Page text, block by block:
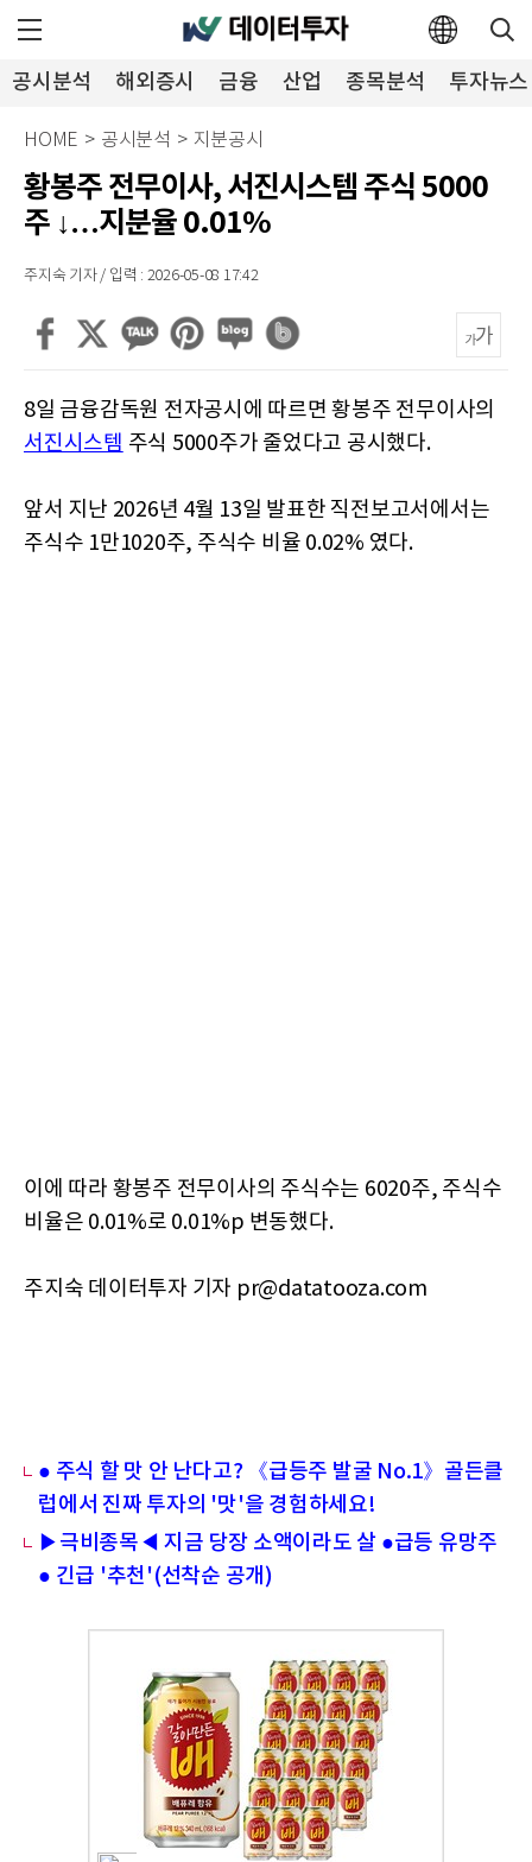
공시분석 해외증시 금융 산업 종목분석 투자뉴스
HOME > 공시분석 > 지분공시
황봉주 전무이사, 서진시스템 주식 5000
주 ↓…지분율 0.01%
주지숙 기자 / 입력 : 2026-05-08 17:42
8일 금융감독원 전자공시에 따르면 황봉주 전무이사의
서진시스템 주식 5000주가 줄었다고 공시했다.
앞서 지난 2026년 4월 13일 발표한 직전보고서에서는
주식수 1만1020주, 주식수 비율 0.02% 였다.
이에 따라 황봉주 전무이사의 주식수는 6020주, 주식수
비율은 0.01%로 0.01%p 변동했다.
주지숙 데이터투자 기자 pr@datatooza.com
● 주식 할 맛 안 난다고? 《급등주 발굴 No.1》골든클
럽에서 진짜 투자의 '맛'을 경험하세요!
▶극비종목◀ 지금 당장 소액이라도 살 ●급등 유망주
● 긴급 '추천'(선착순 공개)